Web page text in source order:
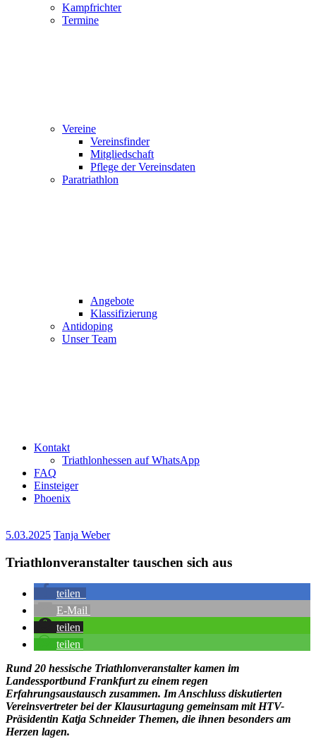
Kampfrichter
Termine
Vereine
Vereinsfinder
Mitgliedschaft
Pflege der Vereinsdaten
Paratriathlon
Angebote
Klassifizierung
Antidoping
Unser Team
Kontakt
Triathlonhessen auf WhatsApp
FAQ
Einsteiger
Phoenix
5.03.2025 Tanja Weber
Triathlonveranstalter tauschen sich aus
teilen
E-Mail
teilen
teilen
Rund 20 hessische Triathlonveranstalter kamen im
Landessportbund Frankfurt zu einem regen
Erfahrungsaustausch zusammen. Im Anschluss diskutierten
Vereinsvertreter bei der Klausurtagung gemeinsam mit HTV-
Präsidentin Katja Schneider Themen, die ihnen besonders am
Herzen lagen.